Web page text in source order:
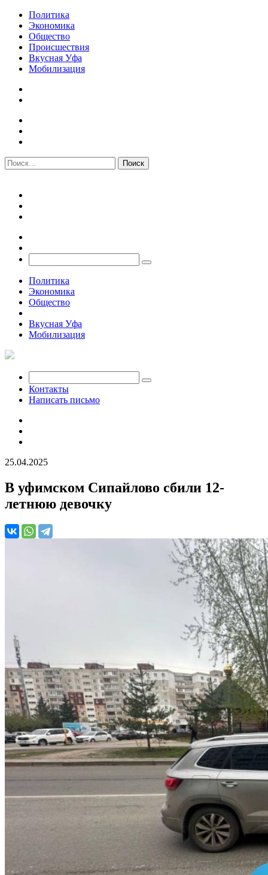
Политика
Экономика
Общество
Происшествия
Вкусная Уфа
Мобилизация
Политика
Экономика
Общество
Вкусная Уфа
Мобилизация
Контакты
Написать письмо
25.04.2025
В уфимском Сипайлово сбили 12-
летнюю девочку